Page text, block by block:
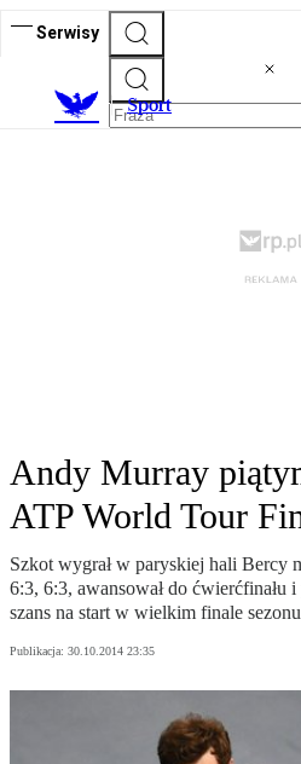
Serwisy
Sport
Andy Murray
ATP World Tour
Szkot wygrał w paryskiej hali Bercy
6:3, 6:3, awansował do ćwierćfinału
szans na start w wielkim finale
Publikacja: 30.10.2014 23:35